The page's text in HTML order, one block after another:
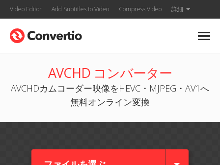
Video Editor Add Subtitles to Video Compress Video 詳細
AVCHD コンバーター
AVCHDカムコーダー映像をHEVC・MJPEG・AV1へ
無料オンライン変換